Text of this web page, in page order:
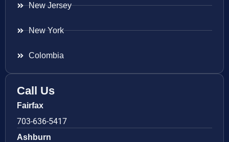
New Jersey
New York
Colombia
Call Us
Fairfax
703-636-5417
Ashburn